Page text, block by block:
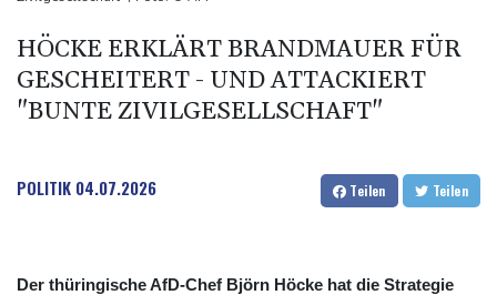
Düsseldorf ertappt
"Infanti-No Go": Pressestimmen zum Verbleib des FIFA-Chefs
HÖCKE ERKLÄRT BRANDMAUER FÜR
GESCHEITERT - UND ATTACKIERT
"BUNTE ZIVILGESELLSCHAFT"
POLITIK 04.07.2026 Teilen Teilen
Der thüringische AfD-Chef Björn Höcke hat die Strategie